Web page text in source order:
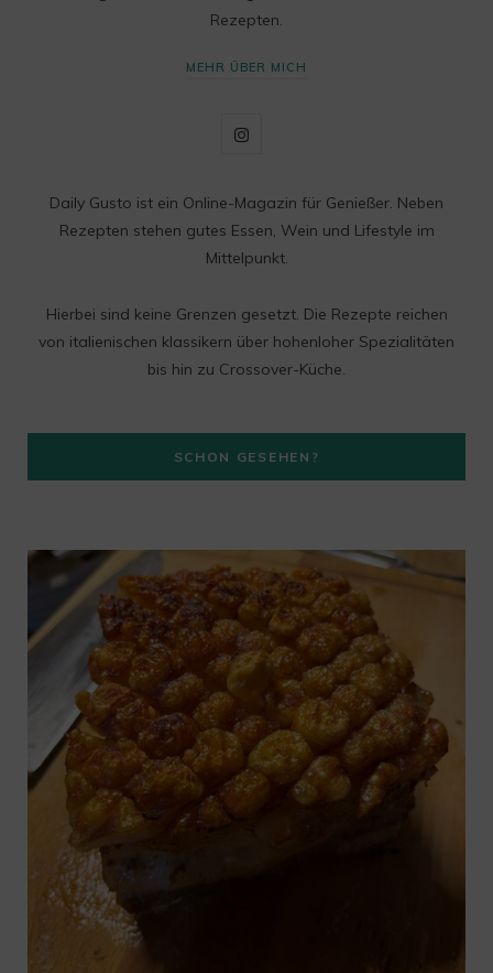
Rezepten.
MEHR ÜBER MICH
I
s
t
g
r
m
Daily Gusto ist ein Online-Magazin für Genießer. Neben
Rezepten stehen gutes Essen, Wein und Lifestyle im
Mittelpunkt.
Hierbei sind keine Grenzen gesetzt. Die Rezepte reichen
von italienischen klassikern über hohenloher Spezialitäten
bis hin zu Crossover-Küche.
SCHON GESEHEN?